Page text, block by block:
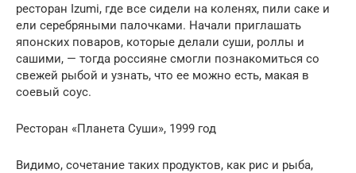
ресторан Izumi, где все сидели на коленях, пили саке и
ели серебряными палочками. Начали приглашать
японских поваров, которые делали суши, роллы и
сашими, — тогда россияне смогли познакомиться со
свежей рыбой и узнать, что ее можно есть, макая в
соевый соус.
Ресторан «Планета Суши», 1999 год
Видимо, сочетание таких продуктов, как рис и рыба,